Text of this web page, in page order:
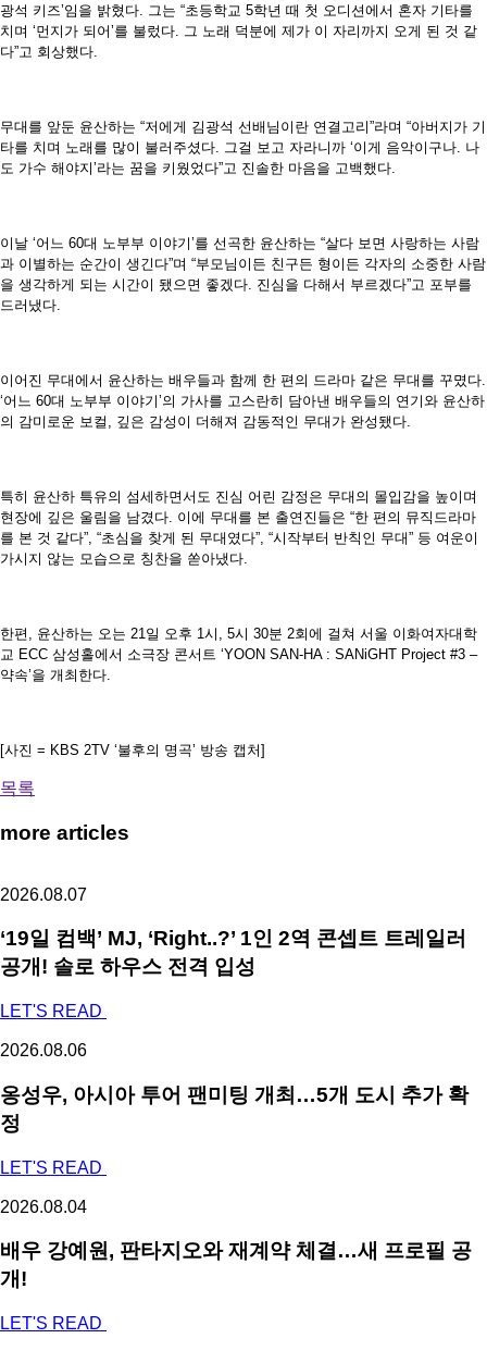
광석 키즈’임을 밝혔다. 그는 “초등학교 5학년 때 첫 오디션에서 혼자 기타를
치며 ‘먼지가 되어’를 불렀다. 그 노래 덕분에 제가 이 자리까지 오게 된 것 같
다”고 회상했다.
무대를 앞둔 윤산하는 “저에게 김광석 선배님이란 연결고리”라며 “아버지가 기
타를 치며 노래를 많이 불러주셨다. 그걸 보고 자라니까 ‘이게 음악이구나. 나
도 가수 해야지’라는 꿈을 키웠었다”고 진솔한 마음을 고백했다.
이날 ‘어느 60대 노부부 이야기’를 선곡한 윤산하는 “살다 보면 사랑하는 사람
과 이별하는 순간이 생긴다”며 “부모님이든 친구든 형이든 각자의 소중한 사람
을 생각하게 되는 시간이 됐으면 좋겠다. 진심을 다해서 부르겠다”고 포부를
드러냈다.
이어진 무대에서 윤산하는 배우들과 함께 한 편의 드라마 같은 무대를 꾸몄다.
‘어느 60대 노부부 이야기’의 가사를 고스란히 담아낸 배우들의 연기와 윤산하
의 감미로운 보컬, 깊은 감성이 더해져 감동적인 무대가 완성됐다.
특히 윤산하 특유의 섬세하면서도 진심 어린 감정은 무대의 몰입감을 높이며
현장에 깊은 울림을 남겼다. 이에 무대를 본 출연진들은 “한 편의 뮤직드라마
를 본 것 같다”, “초심을 찾게 된 무대였다”, “시작부터 반칙인 무대” 등 여운이
가시지 않는 모습으로 칭찬을 쏟아냈다.
한편, 윤산하는 오는 21일 오후 1시, 5시 30분 2회에 걸쳐 서울 이화여자대학
교 ECC 삼성홀에서 소극장 콘서트 ‘YOON SAN-HA : SANiGHT Project #3 –
약속’을 개최한다.
[사진 = KBS 2TV ‘불후의 명곡’ 방송 캡처]
목록
more articles
2026.08.07
‘19일 컴백’ MJ, ‘Right..?’ 1인 2역 콘셉트 트레일러
공개! 솔로 하우스 전격 입성
LET'S READ
2026.08.06
옹성우, 아시아 투어 팬미팅 개최…5개 도시 추가 확
정
LET'S READ
2026.08.04
배우 강예원, 판타지오와 재계약 체결…새 프로필 공
개!
LET'S READ